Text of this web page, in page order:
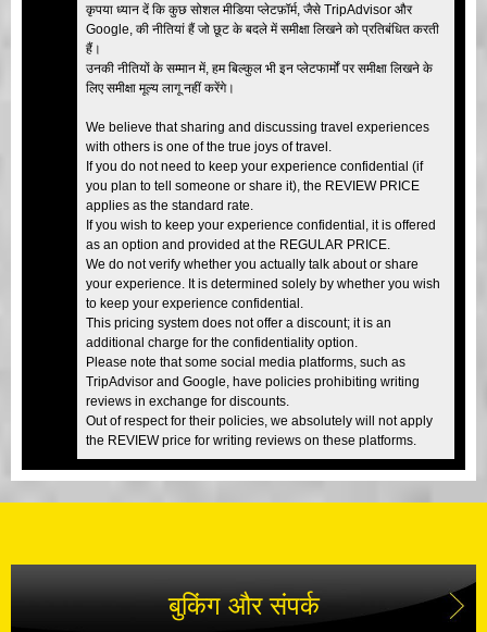
कृपया ध्यान दें कि कुछ सोशल मीडिया प्लेटफ़ॉर्म, जैसे TripAdvisor और
Google, की नीतियां हैं जो छूट के बदले में समीक्षा लिखने को प्रतिबंधित करती
हैं।
उनकी नीतियों के सम्मान में, हम बिल्कुल भी इन प्लेटफार्मों पर समीक्षा लिखने के
लिए समीक्षा मूल्य लागू नहीं करेंगे।
We believe that sharing and discussing travel experiences
with others is one of the true joys of travel.
If you do not need to keep your experience confidential (if
you plan to tell someone or share it), the REVIEW PRICE
applies as the standard rate.
If you wish to keep your experience confidential, it is offered
as an option and provided at the REGULAR PRICE.
We do not verify whether you actually talk about or share
your experience. It is determined solely by whether you wish
to keep your experience confidential.
This pricing system does not offer a discount; it is an
additional charge for the confidentiality option.
Please note that some social media platforms, such as
TripAdvisor and Google, have policies prohibiting writing
reviews in exchange for discounts.
Out of respect for their policies, we absolutely will not apply
the REVIEW price for writing reviews on these platforms.
बुकिंग और संपर्क